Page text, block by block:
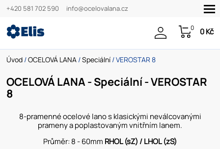
+420 581 702 590 info@ocelovalana.cz
0 0 Kč
Úvod /OCELOVÁ LANA /Speciální / VEROSTAR 8
OCELOVÁ LANA - Speciální - VEROSTAR
8
8-pramenné ocelové lano s klasickými neválcovanými
prameny a poplastovaným vnitřním lanem.
Průměr: 8 - 60mm RHOL (sZ) / LHOL (zS)